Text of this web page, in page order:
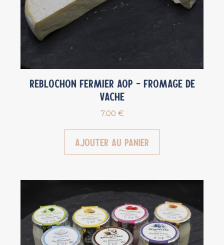
Reblochon Fermier AOP – Fromage de
vache
7.00 €
Ajouter au panier
plusieurs
variations.
Les